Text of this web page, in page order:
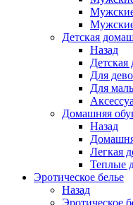
Детская
Назад
Для
Для
Домашняя
Назад
Легкая
Теплые
Эротическое белье
Назад
Эротическое